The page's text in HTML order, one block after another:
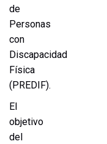
de
Personas
con
Discapacidad
Física
(PREDIF).
El
objetivo
del